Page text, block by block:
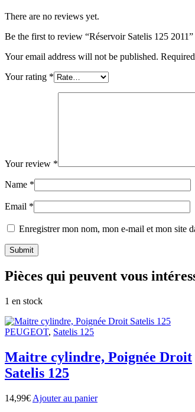
There are no reviews yet.
Be the first to review “Réservoir Satelis 125 2011”
Your email address will not be published.
Your rating *
Your review *
Name *
Email *
Enregistrer mon nom, mon e-mail et mon site
Pièces qui peuvent vous
1 en stock
PEUGEOT, Satelis 125
Maitre cylindre, Poignée Droit
Satelis 125
14,99€ Ajouter au panier